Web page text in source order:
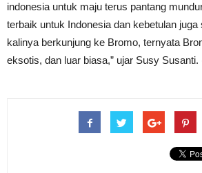
indonesia untuk maju terus pantang
terbaik untuk Indonesia dan kebetulan
kalinya berkunjung ke Bromo, ternyata
eksotis, dan luar biasa,” ujar Susy Susanti.